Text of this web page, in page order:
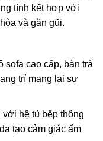
tính kết hợp với
và gần gũi.
sofa cao cấp, bàn trà
trí mang lại sự
hệ tủ bếp thông
tạo cảm giác ấm